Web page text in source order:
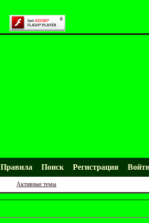
Правила Поиск Регистрация
Активные темы